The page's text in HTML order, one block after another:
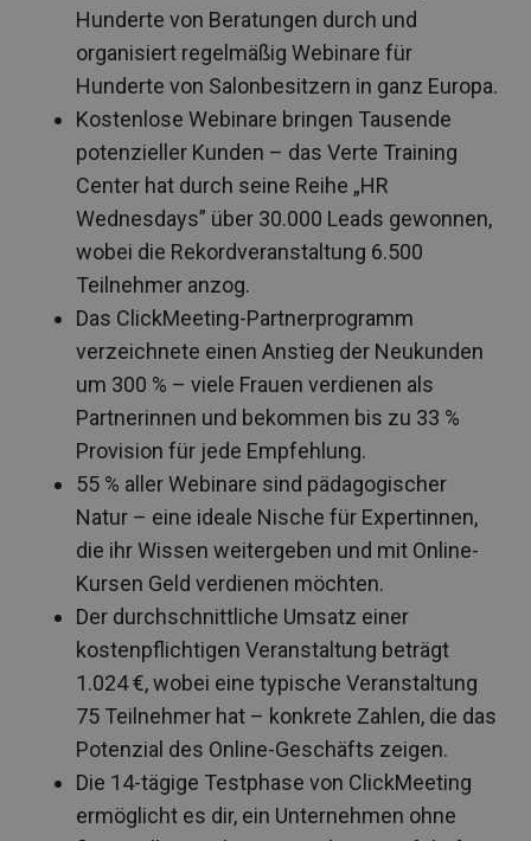
Hunderte von Beratungen durch und
organisiert regelmäßig Webinare für
Hunderte von Salonbesitzern in ganz Europa.
Kostenlose Webinare bringen Tausende
potenzieller Kunden – das Verte Training
Center hat durch seine Reihe „HR
Wednesdays” über 30.000 Leads gewonnen,
wobei die Rekordveranstaltung 6.500
Teilnehmer anzog.
Das ClickMeeting-Partnerprogramm
verzeichnete einen Anstieg der Neukunden
um 300 % – viele Frauen verdienen als
Partnerinnen und bekommen bis zu 33 %
Provision für jede Empfehlung.
55 % aller Webinare sind pädagogischer
Natur – eine ideale Nische für Expertinnen,
die ihr Wissen weitergeben und mit Online-
Kursen Geld verdienen möchten.
Der durchschnittliche Umsatz einer
kostenpflichtigen Veranstaltung beträgt
1.024 €, wobei eine typische Veranstaltung
75 Teilnehmer hat – konkrete Zahlen, die das
Potenzial des Online-Geschäfts zeigen.
Die 14-tägige Testphase von ClickMeeting
ermöglicht es dir, ein Unternehmen ohne